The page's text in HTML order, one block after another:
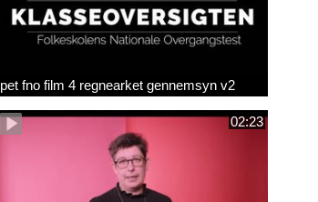
pet fno film 4 regnearket gennemsyn v2
02:23